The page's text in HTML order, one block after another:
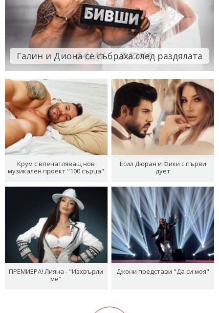
Галин и Диона се събраха след раздялата
Крум с впечатляващ нов
музикален проект "100 сърца"
Есил Дюран и Фики с първи
дует
ПРЕМИЕРА! Лияна - "Изхвърли
ме"
Джони представи "Да си моя"